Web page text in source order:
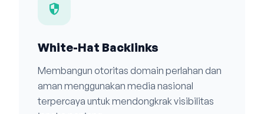
security
White-Hat Backlinks
Membangun otoritas domain perlahan dan
aman menggunakan media nasional
terpercaya untuk mendongkrak visibilitas